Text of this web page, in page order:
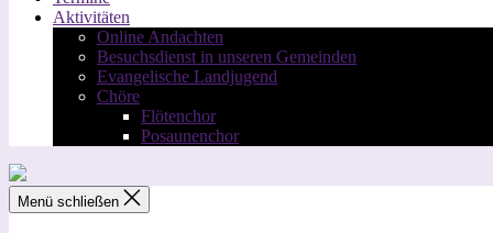
Aktivitäten
Online Andachten
Besuchsdienst in unseren Gemeinden
Evangelische Landjugend
Chöre
Flötenchor
Posaunenchor
Menü schließen